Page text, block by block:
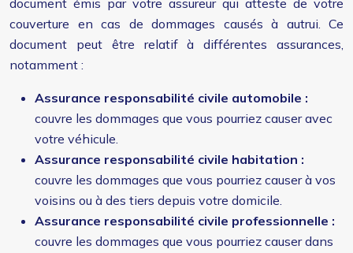
document émis par votre assureur qui atteste de votre
couverture en cas de dommages causés à autrui. Ce
document peut être relatif à différentes assurances,
notamment :
Assurance responsabilité civile automobile :
couvre les dommages que vous pourriez causer avec
votre véhicule.
Assurance responsabilité civile habitation :
couvre les dommages que vous pourriez causer à vos
voisins ou à des tiers depuis votre domicile.
Assurance responsabilité civile professionnelle :
couvre les dommages que vous pourriez causer dans